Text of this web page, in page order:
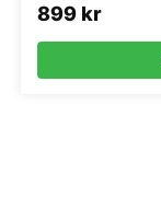
899 kr